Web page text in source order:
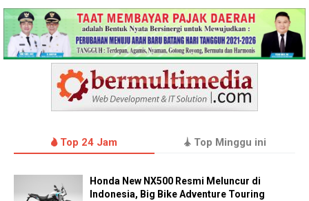
Top 24 Jam Top Minggu ini
Honda New NX500 Resmi Meluncur di
Indonesia, Big Bike Adventure Touring